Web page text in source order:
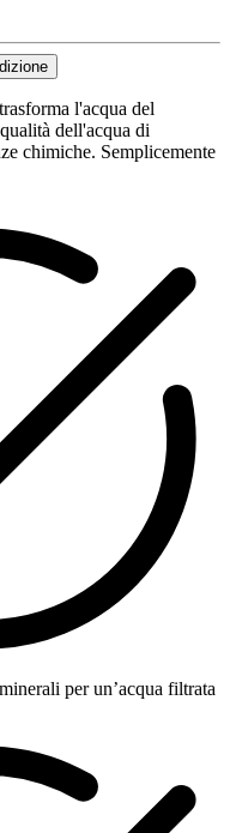
l'acqua del
dell'acqua di
chimiche. Semplicemente
per un’acqua filtrata